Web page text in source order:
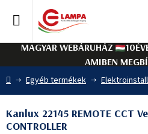
tartalomhoz
MAGYAR WEBÁRUHÁZ
AMIBEN
Kezdőlap
Egyéb termékek
Kanlux 22145 REMOTE CCT
CONTROLLER